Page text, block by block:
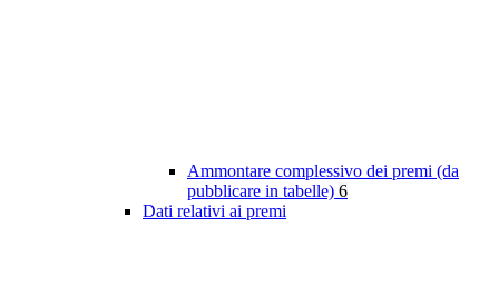
Ammontare complessivo dei premi (da
pubblicare in tabelle) 6
Dati relativi ai premi